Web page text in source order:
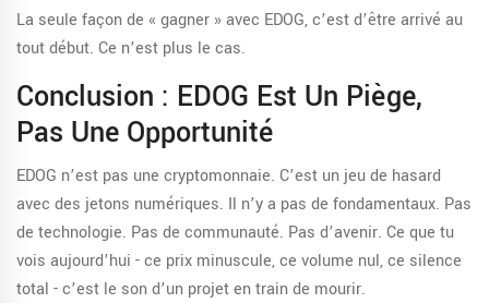
La seule façon de « gagner » avec EDOG, c’est d’être arrivé au
tout début. Ce n’est plus le cas.
Conclusion : EDOG Est Un Piège,
Pas Une Opportunité
EDOG n’est pas une cryptomonnaie. C’est un jeu de hasard
avec des jetons numériques. Il n’y a pas de fondamentaux. Pas
de technologie. Pas de communauté. Pas d’avenir. Ce que tu
vois aujourd’hui - ce prix minuscule, ce volume nul, ce silence
total - c’est le son d’un projet en train de mourir.